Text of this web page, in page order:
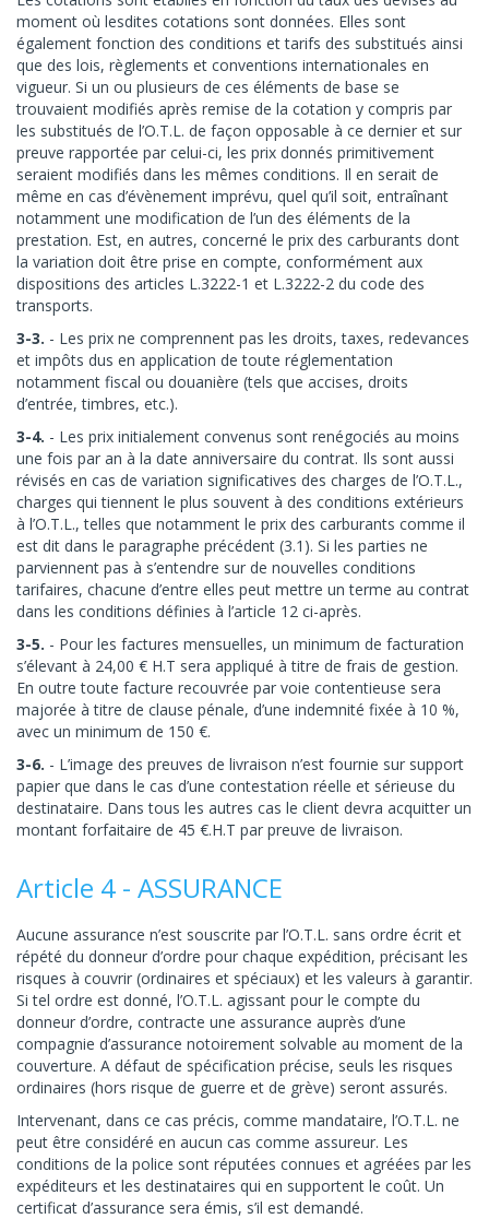
moment où lesdites cotations sont données. Elles sont
également fonction des conditions et tarifs des substitués ainsi
que des lois, règlements et conventions internationales en
vigueur. Si un ou plusieurs de ces éléments de base se
trouvaient modifiés après remise de la cotation y compris par
les substitués de l’O.T.L. de façon opposable à ce dernier et sur
preuve rapportée par celui-ci, les prix donnés primitivement
seraient modifiés dans les mêmes conditions. Il en serait de
même en cas d’évènement imprévu, quel qu’il soit, entraînant
notamment une modification de l’un des éléments de la
prestation. Est, en autres, concerné le prix des carburants dont
la variation doit être prise en compte, conformément aux
dispositions des articles L.3222-1 et L.3222-2 du code des
transports.
3-3. - Les prix ne comprennent pas les droits, taxes, redevances
et impôts dus en application de toute réglementation
notamment fiscal ou douanière (tels que accises, droits
d’entrée, timbres, etc.).
3-4. - Les prix initialement convenus sont renégociés au moins
une fois par an à la date anniversaire du contrat. Ils sont aussi
révisés en cas de variation significatives des charges de l’O.T.L.,
charges qui tiennent le plus souvent à des conditions extérieurs
à l’O.T.L., telles que notamment le prix des carburants comme il
est dit dans le paragraphe précédent (3.1). Si les parties ne
parviennent pas à s’entendre sur de nouvelles conditions
tarifaires, chacune d’entre elles peut mettre un terme au contrat
dans les conditions définies à l’article 12 ci-après.
3-5. - Pour les factures mensuelles, un minimum de facturation
s’élevant à 24,00 € H.T sera appliqué à titre de frais de gestion.
En outre toute facture recouvrée par voie contentieuse sera
majorée à titre de clause pénale, d’une indemnité fixée à 10 %,
avec un minimum de 150 €.
3-6. - L’image des preuves de livraison n’est fournie sur support
papier que dans le cas d’une contestation réelle et sérieuse du
destinataire. Dans tous les autres cas le client devra acquitter un
montant forfaitaire de 45 €.H.T par preuve de livraison.
Article 4 - ASSURANCE
Aucune assurance n’est souscrite par l’O.T.L. sans ordre écrit et
répété du donneur d’ordre pour chaque expédition, précisant les
risques à couvrir (ordinaires et spéciaux) et les valeurs à garantir.
Si tel ordre est donné, l’O.T.L. agissant pour le compte du
donneur d’ordre, contracte une assurance auprès d’une
compagnie d’assurance notoirement solvable au moment de la
couverture. A défaut de spécification précise, seuls les risques
ordinaires (hors risque de guerre et de grève) seront assurés.
Intervenant, dans ce cas précis, comme mandataire, l’O.T.L. ne
peut être considéré en aucun cas comme assureur. Les
conditions de la police sont réputées connues et agréées par les
expéditeurs et les destinataires qui en supportent le coût. Un
certificat d’assurance sera émis, s’il est demandé.